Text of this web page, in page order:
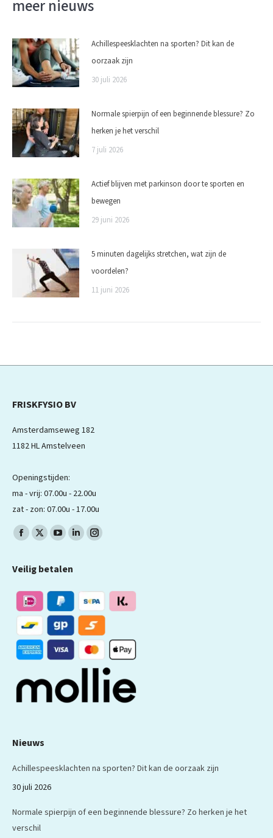
meer nieuws
Achillespeesklachten na sporten? Dit kan de
oorzaak zijn
30 juli 2026
Normale spierpijn of een beginnende blessure? Zo
herken je het verschil
7 juli 2026
Actief blijven met parkinson door te sporten en
bewegen
29 juni 2026
5 minuten dagelijks stretchen, wat zijn de
voordelen?
11 juni 2026
FRISKFYSIO BV
Amsterdamseweg 182
1182 HL Amstelveen
Openingstijden:
ma - vrij: 07.00u - 22.00u
zat - zon: 07.00u - 17.00u
Volg ons op:
Facebook
wordt
geopend
in
een
nieuw
venster
X
wordt
geopend
een
nieuw
venster
YouTube
wordt
geopend
in
een
nieuw
venster
LinkedIn
een
nieuw
venster
Instagram
in
een
nieuw
venster
Veilig betalen
Nieuws
Achillespeesklachten na sporten? Dit kan de oorzaak zijn
30 juli 2026
Normale spierpijn of een beginnende blessure? Zo herken je het
verschil